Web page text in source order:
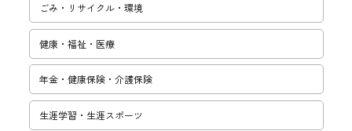
ごみ・リサ­イクル・環­境
健康・福祉・医療
年金・健康保険・介護保険
生涯学習・­生涯スポー­ツ